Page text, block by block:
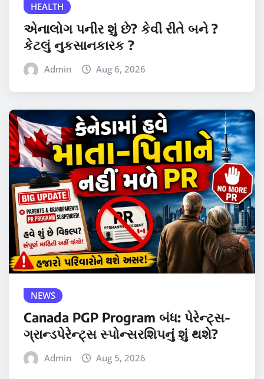
HEALTH
એનાલોગ પનીર શું છે? કેવી રીતે બને ?
કેટલું નુકસાનકારક ?
Admin Aug 6, 2026
NEWS
Canada PGP Program બંધ: પેરેન્ટ્સ-
ગ્રાન્ડપેરેન્ટ્સ સ્પોન્સરશિપનું શું થશે?
Admin Aug 5, 2026